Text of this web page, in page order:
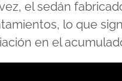
el sedán
lo que
en el